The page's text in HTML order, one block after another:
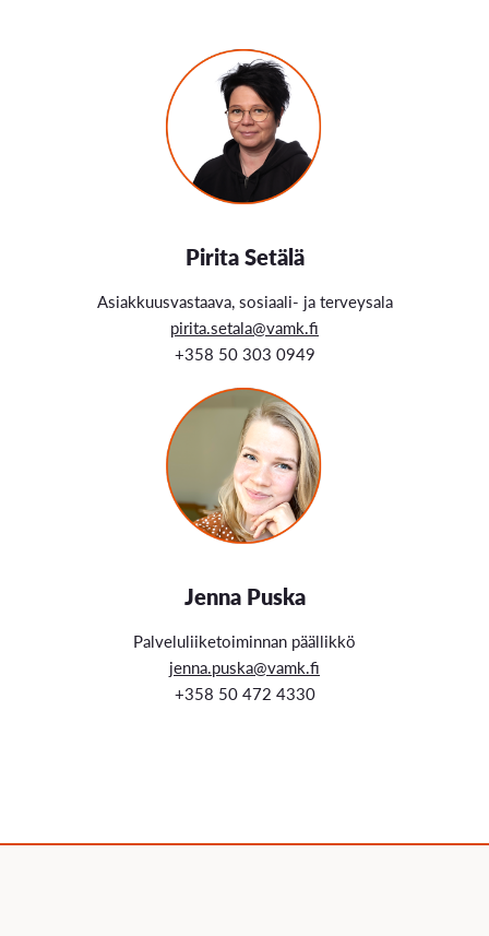
Pirita Setälä
Asiakkuusvastaava, sosiaali- ja terveysala
pirita.setala@vamk.fi
+358 50 303 0949
Jenna Puska
Palveluliiketoiminnan päällikkö
jenna.puska@vamk.fi
+358 50 472 4330